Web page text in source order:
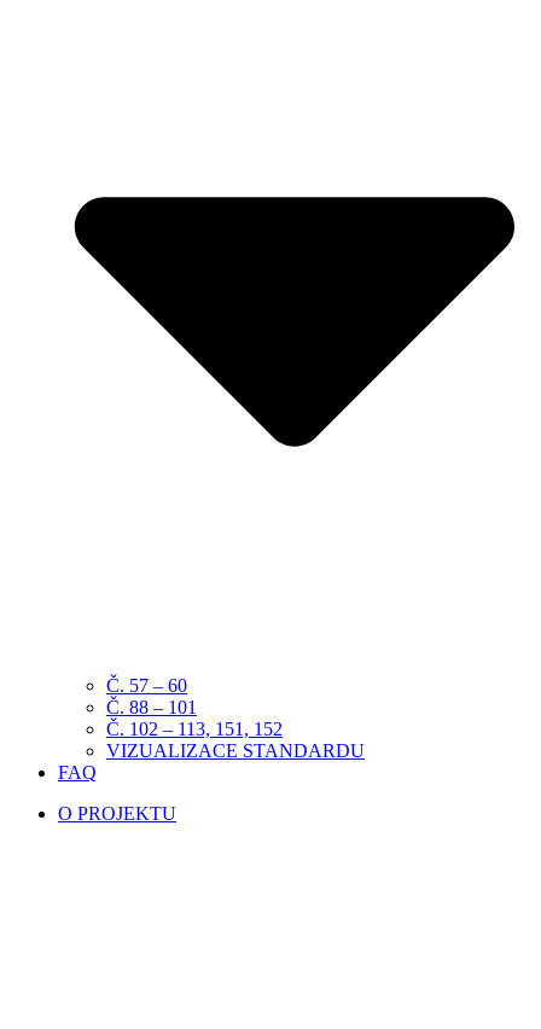
Č. 57 – 60
Č. 88 – 101
Č. 102 – 113, 151, 152
VIZUALIZACE STANDARDU
FAQ
O PROJEKTU